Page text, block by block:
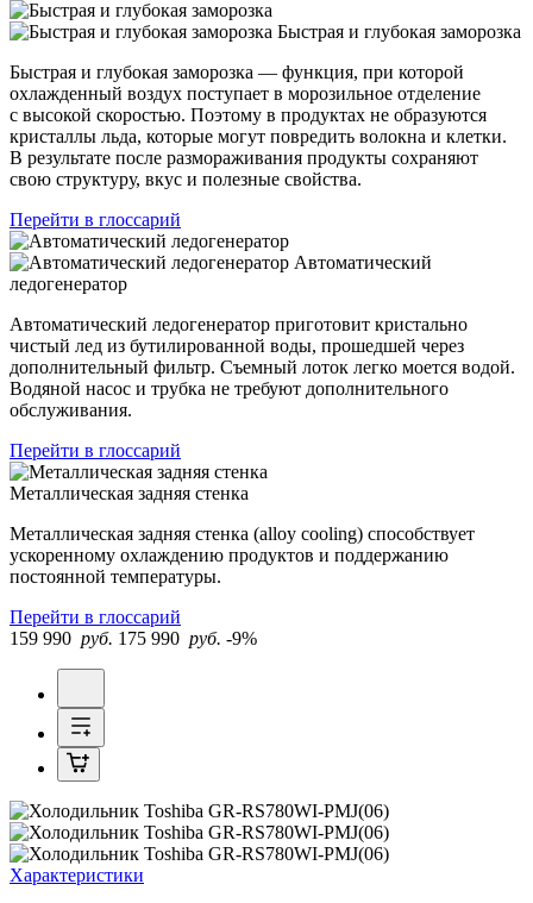
Быстрая и глубокая заморозка
Быстрая и глубокая заморозка — функция, при которой
охлажденный воздух поступает в морозильное отделение
с высокой скоростью. Поэтому в продуктах не образуются
кристаллы льда, которые могут повредить волокна и клетки.
В результате после размораживания продукты сохраняют
свою структуру, вкус и полезные свойства.
Перейти в глоссарий
Автоматический
ледогенератор
Автоматический ледогенератор приготовит кристально
чистый лед из бутилированной воды, прошедшей через
дополнительный фильтр. Съемный лоток легко моется водой.
Водяной насос и трубка не требуют дополнительного
обслуживания.
Перейти в глоссарий
Металлическая задняя стенка
Металлическая задняя стенка (alloy cooling) способствует
ускоренному охлаждению продуктов и поддержанию
постоянной температуры.
Перейти в глоссарий
159 990 руб. 175 990 руб. -9%
Характеристики